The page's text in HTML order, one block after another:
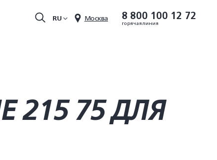
8 800 100 12 72
горячая линия
Москва
RU
75 ДЛЯ